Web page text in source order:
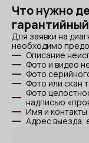
Что нужно
Для заявки на
необходимо
Описание
Фото и видео
Фото
Фото или скан
Фото
надписью
Имя и контакты
Адрес выезда,